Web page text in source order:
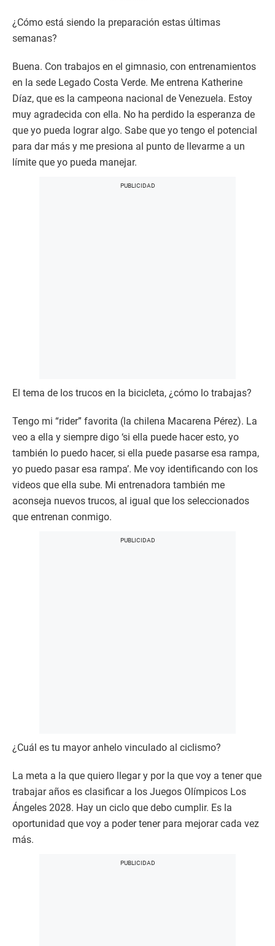
¿Cómo está siendo la preparación estas últimas
semanas?
Buena. Con trabajos en el gimnasio, con entrenamientos
en la sede Legado Costa Verde. Me entrena Katherine
Díaz, que es la campeona nacional de Venezuela. Estoy
muy agradecida con ella. No ha perdido la esperanza de
que yo pueda lograr algo. Sabe que yo tengo el potencial
para dar más y me presiona al punto de llevarme a un
límite que yo pueda manejar.
El tema de los trucos en la bicicleta, ¿cómo lo trabajas?
Tengo mi “rider” favorita (la chilena Macarena Pérez). La
veo a ella y siempre digo ‘si ella puede hacer esto, yo
también lo puedo hacer, si ella puede pasarse esa rampa,
yo puedo pasar esa rampa’. Me voy identificando con los
videos que ella sube. Mi entrenadora también me
aconseja nuevos trucos, al igual que los seleccionados
que entrenan conmigo.
¿Cuál es tu mayor anhelo vinculado al ciclismo?
La meta a la que quiero llegar y por la que voy a tener que
trabajar años es clasificar a los Juegos Olímpicos Los
Ángeles 2028. Hay un ciclo que debo cumplir. Es la
oportunidad que voy a poder tener para mejorar cada vez
más.